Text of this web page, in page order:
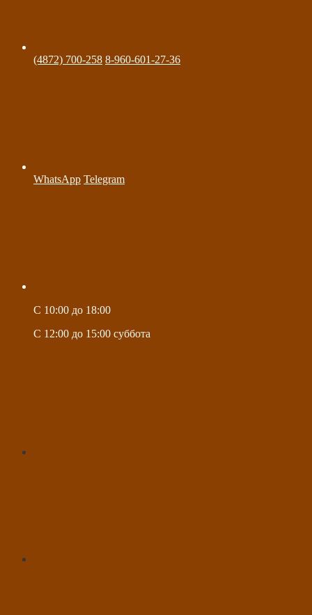
(4872) 700-258 8-960-601-27-36
WhatsApp Telegram
C 10:00 до 18:00
C 12:00 до 15:00 суббота